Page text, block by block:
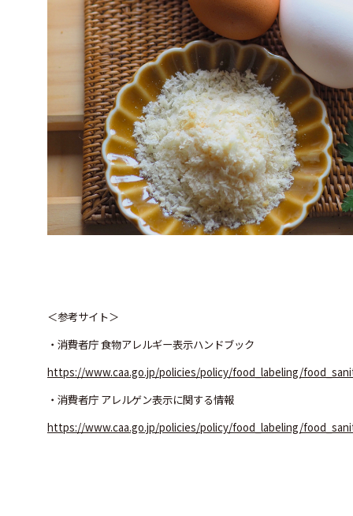
＜参考サイト＞
・消費者庁 食物アレルギー表示ハンドブック
https://www.caa.go.jp/policies/policy/food_labeling/
・消費者庁 アレルゲン表示に関する情報
https://www.caa.go.jp/policies/policy/food_labeling/